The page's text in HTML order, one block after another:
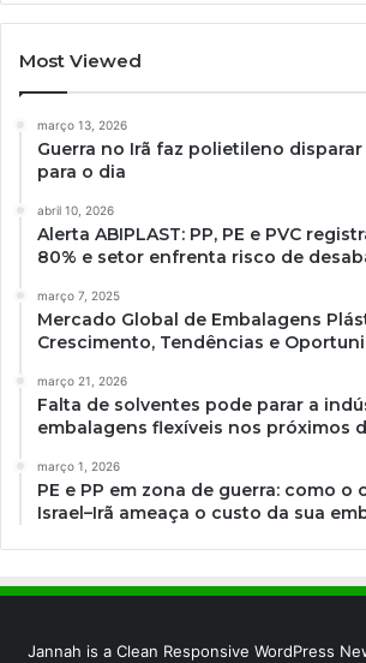
Most Viewed
março 13, 2026
Guerra no Irã faz polietileno
para o dia
abril 10, 2026
Alerta ABIPLAST: PP, PE e PVC
80% e setor enfrenta risco de
março 7, 2025
Mercado Global de Embalagens
Crescimento, Tendências e
março 21, 2026
Falta de solventes pode parar a
embalagens flexíveis nos próximos
março 1, 2026
PE e PP em zona de guerra: como o
Israel–Irã ameaça o custo da sua
Jannah is a Clean Responsive WordPress